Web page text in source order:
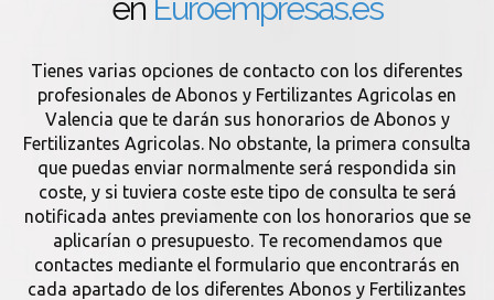
en Euroempresas.es
Tienes varias opciones de contacto con los diferentes
profesionales de Abonos y Fertilizantes Agricolas en
Valencia que te darán sus honorarios de Abonos y
Fertilizantes Agricolas. No obstante, la primera consulta
que puedas enviar normalmente será respondida sin
coste, y si tuviera coste este tipo de consulta te será
notificada antes previamente con los honorarios que se
aplicarían o presupuesto. Te recomendamos que
contactes mediante el formulario que encontrarás en
cada apartado de los diferentes Abonos y Fertilizantes